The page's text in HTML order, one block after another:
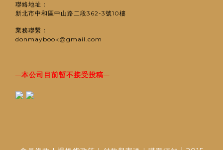
聯絡地址：
新北市中和區中山路二段362-3號10樓
業務聯繫：
donmaybook@gmail.com
─本公司目前暫不接受投稿─